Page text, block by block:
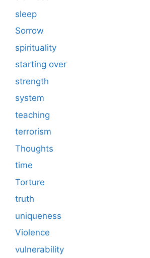
sleep
Sorrow
spirituality
starting over
strength
system
teaching
terrorism
Thoughts
time
Torture
truth
uniqueness
Violence
vulnerability